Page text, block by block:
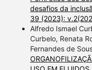
desafios da
39 (2023):
Alfredo Ismael
Curbelo, Renata
Fernandes de